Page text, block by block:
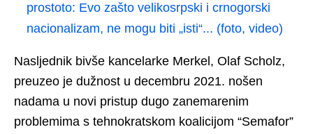
prostoto: Evo zašto velikosrpski i crnogorski
nacionalizam, ne mogu biti „isti“... (foto, video)
Nasljednik bivše kancelarke Merkel, Olaf Scholz,
preuzeo je dužnost u decembru 2021. nošen
nadama u novi pristup dugo zanemarenim
problemima s tehnokratskom koalicijom “Semafor”